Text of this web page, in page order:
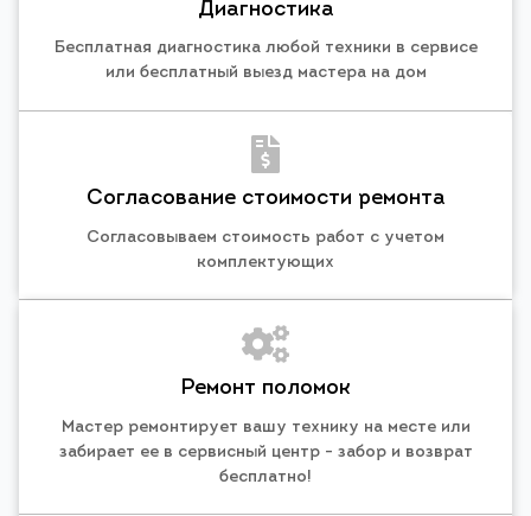
Диагностика
Бесплатная диагностика любой техники в сервисе
или бесплатный выезд мастера на дом
Согласование стоимости ремонта
Согласовываем стоимость работ с учетом
комплектующих
Ремонт поломок
Мастер ремонтирует вашу технику на месте или
забирает ее в сервисный центр - забор и возврат
бесплатно!